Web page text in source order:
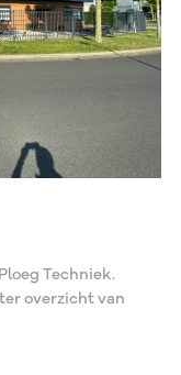
Techniek.
overzicht van